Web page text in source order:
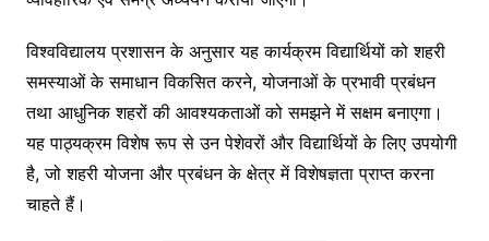
विश्वविद्यालय प्रशासन के अनुसार यह कार्यक्रम विद्यार्थियों को शहरी
समस्याओं के समाधान विकसित करने, योजनाओं के प्रभावी प्रबंधन
तथा आधुनिक शहरों की आवश्यकताओं को समझने में सक्षम बनाएगा।
यह पाठ्यक्रम विशेष रूप से उन पेशेवरों और विद्यार्थियों के लिए उपयोगी
है, जो शहरी योजना और प्रबंधन के क्षेत्र में विशेषज्ञता प्राप्त करना
चाहते हैं।